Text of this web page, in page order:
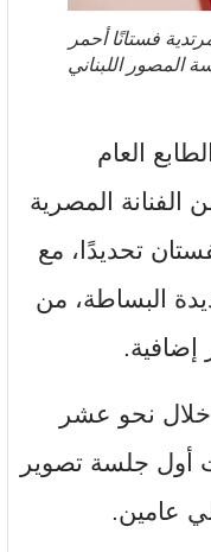
فستانًا أحمر
اللبناني
العام
المصرية
تحديدًا، مع
البساطة، من
نحو عشر
أول جلسة تصوير
عامين.